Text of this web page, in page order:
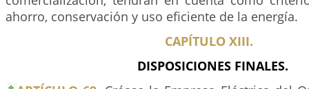
ahorro, conservación y uso eficiente de la energía.
CAPÍTULO XIII.
DISPOSICIONES FINALES.